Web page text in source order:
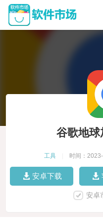
谷歌地球
工具 时间：
安卓下载
安卓